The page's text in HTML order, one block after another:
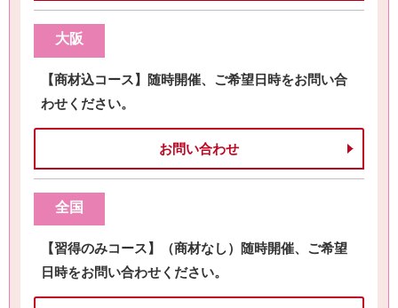
大阪
【商材込コース】随時開催、ご希望日時をお問い合
わせください。
お問い合わせ
全国
【習得のみコース】（商材なし）随時開催、ご希望
日時をお問い合わせください。